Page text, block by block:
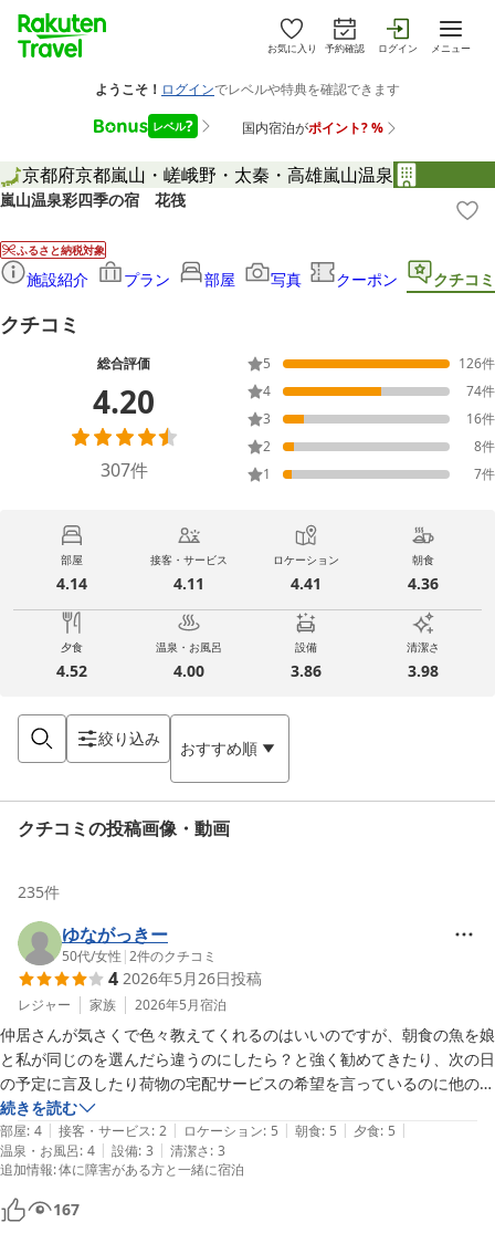
お気に入り 予約確認 ログイン メニュー
京都府京都嵐山・嵯峨野・太秦・高雄嵐山温泉
嵐山温泉彩四季の宿 花筏
ふるさと納税対象
施設紹介 プラン 部屋 写真 クーポン クチコミ
クチコミ
総合評価
4.20
307件
5 126件
4
74件
3
16件
2
8件
1
7件
部屋
4.14
接客・サービス
4.11
ロケーション
4.41
朝食
4.36
夕食
4.52
温泉・お風呂
4.00
設備
3.86
清潔さ
3.98
絞り込み おすすめ順
クチコミの投稿画像・動画
235件
ゆながっきー
50代/女性 |2件のクチコミ
4 2026年5月26日投稿
レジャー 家族 2026年5月宿泊
仲居さんが気さくで色々教えてくれるのはいいのですが、朝食の魚を娘
と私が同じのを選んだら違うのにしたら？と強く勧めてきたり、次の日
の予定に言及したり荷物の宅配サービスの希望を言っているのに他の所
を勧めてきたりフレンドリーすぎて閉口することが何度かありました。
自分達の予定が既に決まっている旅行でしたのでありがた迷惑でした。
続きを読む
部屋: 4 | 接客・サービス: 2 | ロケーション: 5 | 朝食: 5 | 夕食: 5 |
温泉・お風呂: 4 | 設備: 3 | 清潔さ: 3
追加情報:体に障害がある方と一緒に宿泊
167